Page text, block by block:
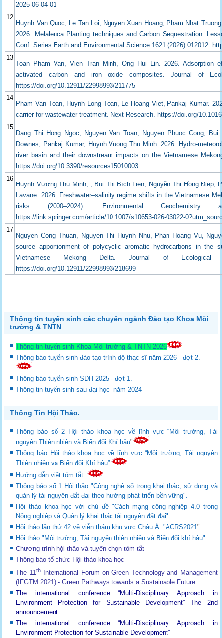
2025-06-04-01
12
Huynh Van Quoc, Le Tan Loi, Nguyen Xuan Hoang, Pham Nhat
2026. Melaleuca Planting techniques and Carbon Sequestration:
Conf. Series:Earth and Environmental Science 1621 (2026) 012012.
13
Toan Pham Van, Vien Tran Minh, Ong Hui Lin. 2026. Adsorption
activated carbon and iron oxide composites. Journal of
https://doi.org/10.12911/22998993/211775
14
Pham Van Toan, Huynh Long Toan, Le Hoang Viet, Pankaj Kumar.
carrier for wastewater treatment. Next Research. https://doi.org/
15
Dang Thi Hong Ngoc, Nguyen Van Toan, Nguyen Phuoc Cong,
Downes, Pankaj Kumar, Huynh Vuong Thu Minh. 2026. Hydro-
river basin and their downstream impacts on the Vietnamese
https://doi.org/10.3390/resources15010003
16
Huỳnh Vương Thu Minh, , Bùi Thị Bích Liên, Nguyễn Thị Hồng Điệp,
Lavane. 2026. Freshwater–salinity regime shifts in the Vietnamese
risks (2000–2024). Environmental
https://link.springer.com/article/10.1007/s10653-026-03022-
17
Nguyen Cong Thuan, Nguyen Thi Huynh Nhu, Phan Hoang Vu,
source apportionment of polycyclic aromatic hydrocarbons in the
Vietnamese Mekong Delta. Journal of Ecological
https://doi.org/10.12911/22998993/218699
Thông tin tuyển sinh các chuyên ngành Đào tạo Khoa Môi
trường & TNTN
Thông tin tuyển sinh Khoa Môi trường & TNTN 2026
Thông báo tuyển sinh đào tạo trình dộ thạc sĩ năm 2026 - đợt 2.
Thông báo tuyển sinh SĐH 2025 - đợt 1.
Thông tin tuyển sinh sau đại học năm 2024
Thông Tin Hội Thảo.
Thông báo số 2 Hội thảo khoa học về lĩnh vực “Môi trường, Tài
nguyên Thiên nhiên và Biến đổi Khí hậu"
Thông báo Hội thảo khoa học về lĩnh vực “Môi trường, Tài nguyên
Thiên nhiên và Biến đổi Khí hậu”
Hướng dẫn viết tóm tắt
Thông báo số 1 Hội thảo "Công nghệ số trong khai thác, sử dụng và
quản lý tài nguyên đất đai theo hướng phát triển bền vững".
Hội thảo khoa học với chủ đề "Cách mạng công nghiệp 4.0 trong
Nông nghiệp và Quản lý khai thác tài nguyên đất đai".
Hội thảo lần thứ 42 về viễn thám khu vực Châu Á "ACRS2021"
Hội thảo "Môi trường, Tài nguyên thiên nhiên và Biến đổi khí hậu"
Chương trình hội thảo và tuyển chọn tóm tắt
Thông báo tổ chức Hội thảo khoa học
The 11thInternational Forum on Green Technology and Management
(IFGTM 2021) - Green Pathways towards a Sustainable Future.
The international conference “Multi-Disciplinary Approach in
Environment Protection for Sustainable Development”The 2nd
announcement
The international conference “Multi-Disciplinary Approach in
Environment Protection for Sustainable Development”